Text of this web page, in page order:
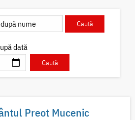
dată
Preot Mucenic